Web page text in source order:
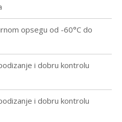
opsegu od -60°C do
i dobru kontrolu
i dobru kontrolu